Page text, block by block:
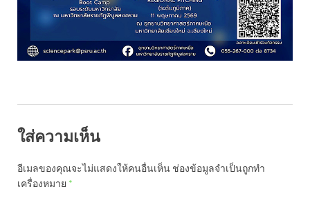
ใส่ความเห็น
อีเมลของคุณจะไม่แสดงให้คนอื่นเห็น ช่องข้อมูลจำเป็นถูกทำ
เครื่องหมาย *